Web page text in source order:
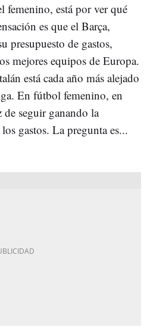
femenino, está por ver qué
es que el Barça,
presupuesto de gastos,
mejores equipos de Europa.
está cada año más alejado
En fútbol femenino, en
de seguir ganando la
gastos. La pregunta es...